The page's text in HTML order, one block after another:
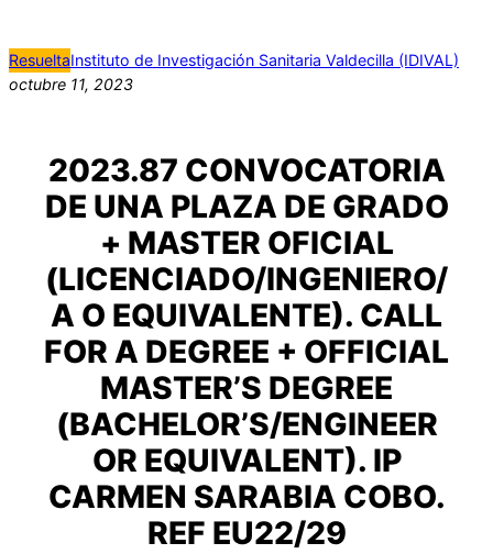
ResueltaInstituto de Investigación Sanitaria Valdecilla (IDIVAL)
octubre 11, 2023
2023.87 CONVOCATORIA
DE UNA PLAZA DE GRADO
+ MASTER OFICIAL
(LICENCIADO/INGENIERO/
A O EQUIVALENTE). CALL
FOR A DEGREE + OFFICIAL
MASTER’S DEGREE
(BACHELOR’S/ENGINEER
OR EQUIVALENT). IP
CARMEN SARABIA COBO.
REF EU22/29